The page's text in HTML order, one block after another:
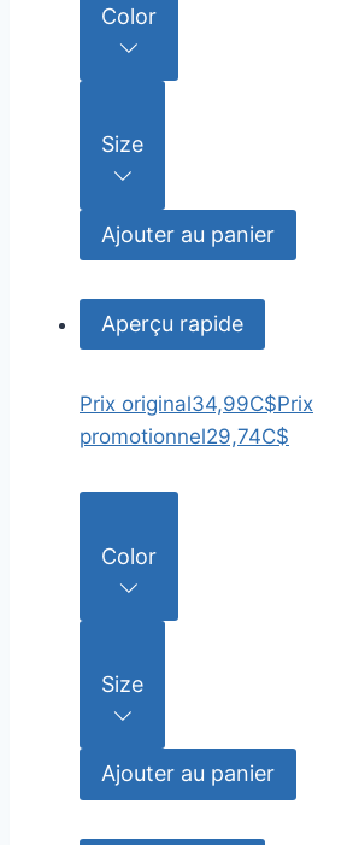
Color
Size
Ajouter au panier
Aperçu rapide
Prix original34,99C$Prix
promotionnel29,74C$
Color
Size
Ajouter au panier